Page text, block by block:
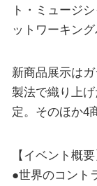
ト・ミュージ
ットワーキン
新商品展示は
製法で織り上
定。そのほか4
【イベント概要
●世界のコント